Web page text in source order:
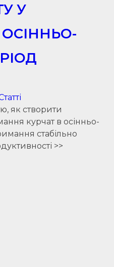
У
як створити
курчат в осінньо-
стабільно
>>